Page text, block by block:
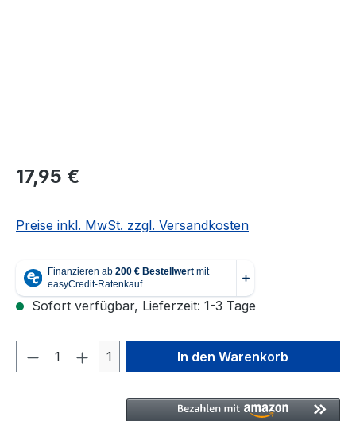
Regulärer Preis:
17,95 €
Preise inkl. MwSt. zzgl. Versandkosten
Sofort verfügbar, Lieferzeit: 1-3 Tage
Produkt Anzahl: Gib den
1 In den Warenkorb